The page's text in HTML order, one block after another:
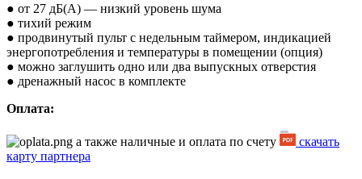
● от 27 дБ(А) — низкий уровень шума
● тихий режим
● продвинутый пульт с недельным таймером, индикацией
энергопотребления и температуры в помещении (опция)
● можно заглушить одно или два выпускных отверстия
● дренажный насос в комплекте
Оплата:
а также наличные и оплата по счету
скачать
карту партнера